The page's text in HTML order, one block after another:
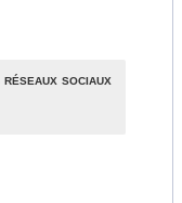
sociaux